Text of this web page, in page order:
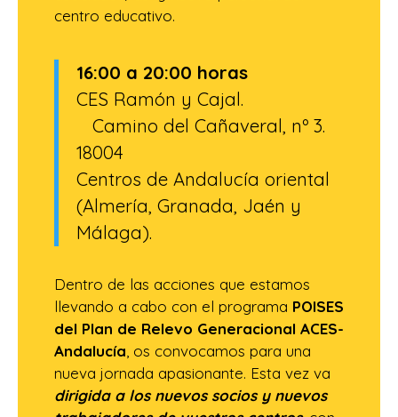
centro educativo.
16:00 a 20:00 horas
CES Ramón y Cajal.
Camino del Cañaveral, nº 3.
18004
Centros de Andalucía oriental
(Almería, Granada, Jaén y
Málaga).
Dentro de las acciones que estamos
llevando a cabo con el programa POISES
del Plan de Relevo Generacional ACES-
Andalucía , os convocamos para una
nueva jornada apasionante. Esta vez va
dirigida a los nuevos socios y nuevos